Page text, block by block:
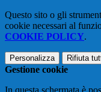
Questo sito o gli
cookie necessari al
COOKIE POLICY.
Personalizza Rifiuta
Gestione cookie
In questa schermata è